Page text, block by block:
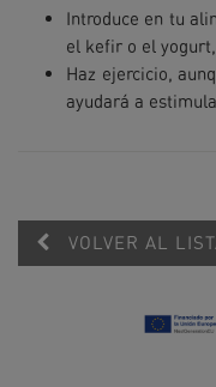
Introduce en tu
el kefir o el
Haz ejercicio,
ayudará a
VOLVER AL